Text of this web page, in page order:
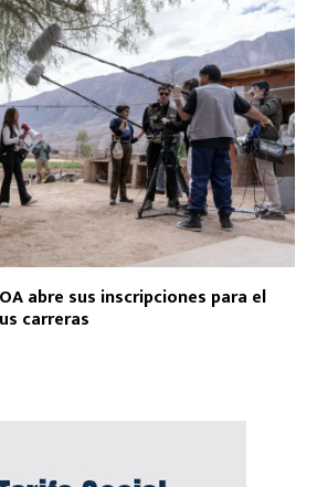
abre sus inscripciones para el
carreras